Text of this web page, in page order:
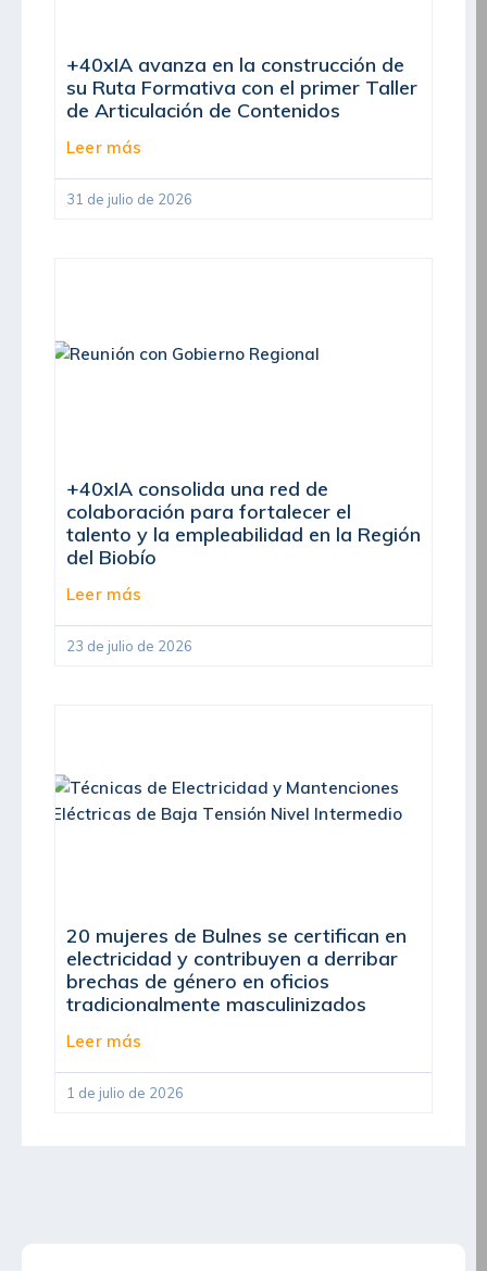
+40xIA avanza en la construcción de
su Ruta Formativa con el primer Taller
de Articulación de Contenidos
Leer más
31 de julio de 2026
+40xIA consolida una red de
colaboración para fortalecer el
talento y la empleabilidad en la Región
del Biobío
Leer más
23 de julio de 2026
20 mujeres de Bulnes se certifican en
electricidad y contribuyen a derribar
brechas de género en oficios
tradicionalmente masculinizados
Leer más
1 de julio de 2026